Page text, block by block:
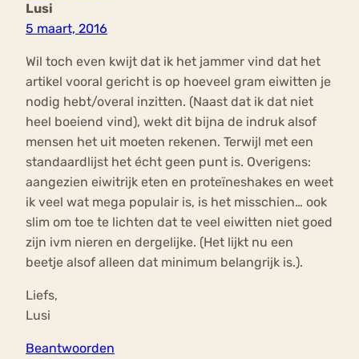
Lusi
5 maart, 2016
Wil toch even kwijt dat ik het jammer vind dat het
artikel vooral gericht is op hoeveel gram eiwitten je
nodig hebt/overal inzitten. (Naast dat ik dat niet
heel boeiend vind), wekt dit bijna de indruk alsof
mensen het uit moeten rekenen. Terwijl met een
standaardlijst het écht geen punt is. Overigens:
aangezien eiwitrijk eten en proteïneshakes en weet
ik veel wat mega populair is, is het misschien… ook
slim om toe te lichten dat te veel eiwitten niet goed
zijn ivm nieren en dergelijke. (Het lijkt nu een
beetje alsof alleen dat minimum belangrijk is.).
Liefs,
Lusi
Beantwoorden